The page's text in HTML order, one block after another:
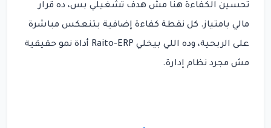
تحسين الكفاءة هنا مش هدف تشغيلي بس، ده قرار
مالي بامتياز. كل نقطة كفاءة إضافية بتنعكس مباشرة
على الربحية، وده اللي بيخلي Raito-ERP أداة نمو حقيقية
مش مجرد نظام إدارة.